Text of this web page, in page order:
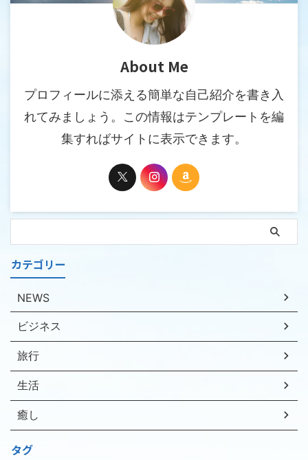
About Me
プロフィールに添える簡単な自己紹介を書き入
れてみましょう。この情報はテンプレートを編
集すればサイトに表示できます。
カテゴリー
NEWS
ビジネス
旅行
生活
癒し
タグ